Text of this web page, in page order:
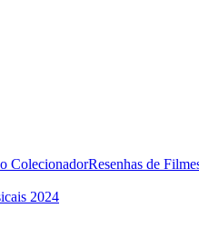
ColecionadorResenhas de
2024